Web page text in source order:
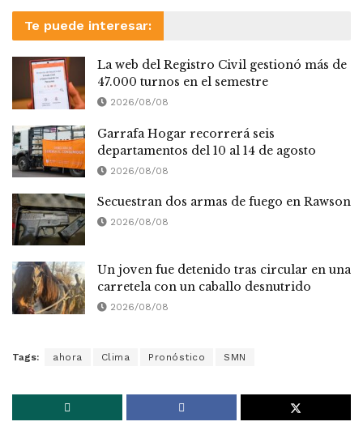
Te puede interesar:
La web del Registro Civil gestionó más de
47.000 turnos en el semestre
2026/08/08
Garrafa Hogar recorrerá seis
departamentos del 10 al 14 de agosto
2026/08/08
Secuestran dos armas de fuego en Rawson
2026/08/08
Un joven fue detenido tras circular en una
carretela con un caballo desnutrido
2026/08/08
Tags: ahora Clima Pronóstico SMN